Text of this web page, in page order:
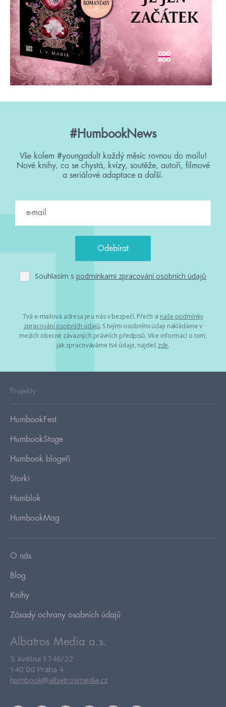
#HumbookNews
Vše kolem #youngadult každý měsíc rovnou do mailu!
Nové knihy, co se chystá, kvízy, soutěže, autoři, filmové
a seriálové adaptace a další.
Souhlasím s podmínkami zpracování osobních údajů
Tvá e-mailová adresa je u nás v bezpečí. Přečti si naše podmínky
zpracování osobních údajů. S tvými osobními údaji nakládáme v
mezích obecně závazných právních předpisů. Více informací o tom,
jak zpracováváme tvé údaje, najdeš zde.
Projekty
HumbookFest
HumbookStage
Humbook blogeři
Storki
Humblok
HumbookMag
O nás
Blog
Knihy
Zásady ochrany osobních údajů
Albatros Media a.s.
5. května 1746/22
140 00 Praha 4
humbook@albatrosmedia.cz